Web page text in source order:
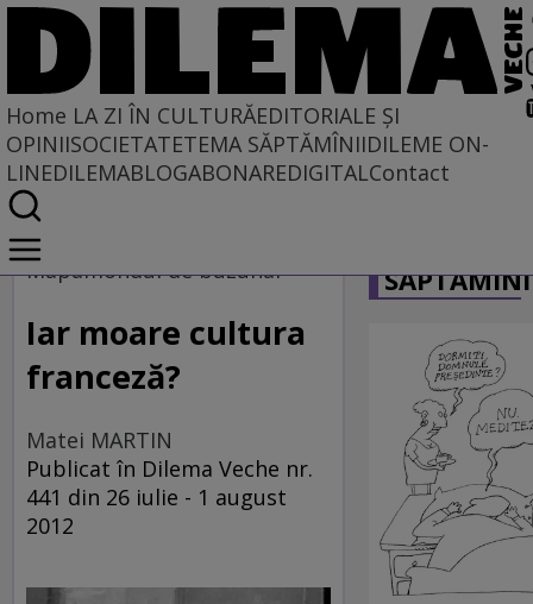
Home LA ZI ÎN CULTURĂEDITORIALE ȘI
OPINIISOCIETATETEMA SĂPTĂMÎNIIDILEME ON-
LINEDILEMABLOGABONAREDIGITALContact
Home
La zi în cultură
Mapamondul de buzunar
Iar moare cultura
franceză?
Matei MARTIN
Publicat în Dilema Veche nr.
441 din 26 iulie - 1 august
2012